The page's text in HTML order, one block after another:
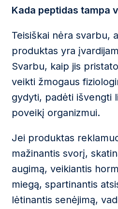
Kada peptidas tampa
Teisiškai nėra svarbu,
produktas yra
Svarbu, kaip jis
veikti žmogaus
gydyti, padėti išvengti
poveikį organizmui.
Jei produktas
mažinantis svorį,
augimą, veikiantis
miegą, spartinantis
lėtinantis senėjimą,